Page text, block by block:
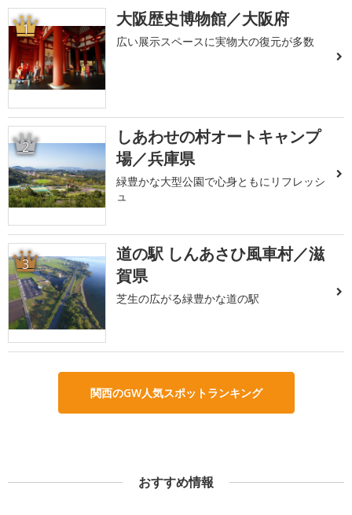
1 大阪歴史博物館／大阪府
広い展示スペースに実物大の復元が多数
2
しあわせの村オートキャンプ
場／兵庫県
緑豊かな大型公園で心身ともにリフレッシ
ュ
3
道の駅 しんあさひ風車村／滋
賀県
芝生の広がる緑豊かな道の駅
関西のGW人気スポットランキング
おすすめ情報